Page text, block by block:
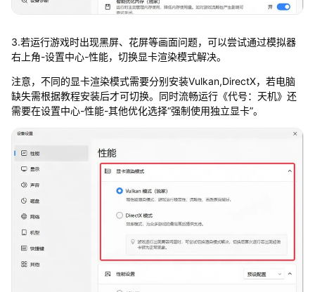
3.若运行游戏时出现黑屏、花屏等画面问题，可以尝试通过模拟器
右上角-设置中心-性能，切换显卡渲染模式解决。
注意，不同的显卡渲染模式需要分别安装Vulkan,DirectX，若电脑
缺失需根据教程安装后才可切换。同时流畅运行《代号：天机》还
需要在设置中心-性能-其他优化选择“强制使用独立显卡”。